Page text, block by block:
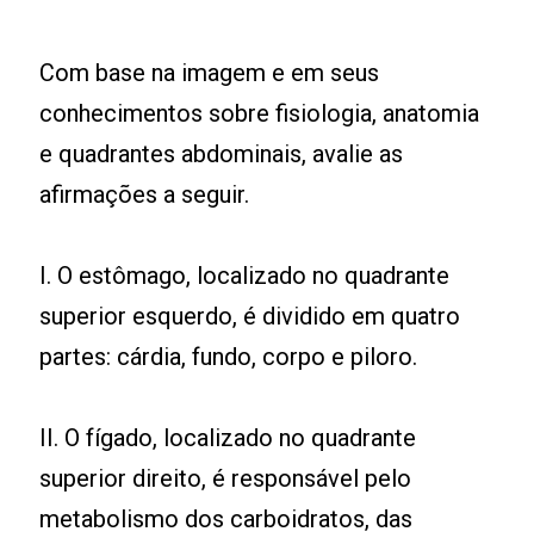
Com base na imagem e em seus
conhecimentos sobre fisiologia, anatomia
e quadrantes abdominais, avalie as
afirmações a seguir.
I. O estômago, localizado no quadrante
superior esquerdo, é dividido em quatro
partes: cárdia, fundo, corpo e piloro.
II. O fígado, localizado no quadrante
superior direito, é responsável pelo
metabolismo dos carboidratos, das